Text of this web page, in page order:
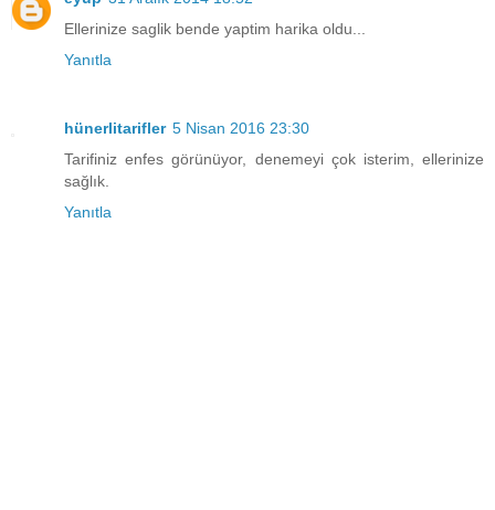
Ellerinize saglik bende yaptim harika oldu...
Yanıtla
hünerlitarifler 5 Nisan 2016 23:30
Tarifiniz enfes görünüyor, denemeyi çok isterim, ellerinize
sağlık.
Yanıtla